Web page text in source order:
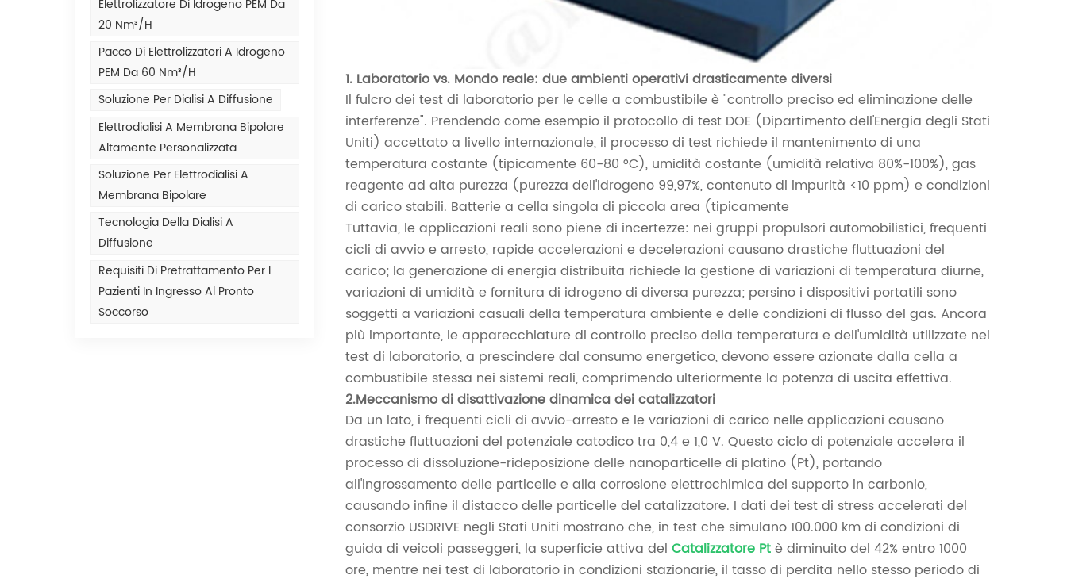
Elettrolizzatore Di Idrogeno PEM Da
20 Nm³/h
Pacco Di Elettrolizzatori A Idrogeno
PEM Da 60 Nm³/h
Soluzione Per Dialisi A Diffusione
Elettrodialisi A Membrana Bipolare
Altamente Personalizzata
Soluzione Per Elettrodialisi A
Membrana Bipolare
Tecnologia Della Dialisi A
Diffusione
Requisiti Di Pretrattamento Per I
Pazienti In Ingresso Al Pronto
Soccorso
1. Laboratorio vs. Mondo reale: due ambienti operativi drasticamente diversi
Il fulcro dei test di laboratorio per le celle a combustibile è "controllo preciso ed eliminazione delle
interferenze". Prendendo come esempio il protocollo di test DOE (Dipartimento dell'Energia degli Stati
Uniti) accettato a livello internazionale, il processo di test richiede il mantenimento di una
temperatura costante (tipicamente 60-80 °C), umidità costante (umidità relativa 80%-100%), gas
reagente ad alta purezza (purezza dell'idrogeno 99,97%, contenuto di impurità <10 ppm) e condizioni
di carico stabili. Batterie a cella singola di piccola area (tipicamente
Tuttavia, le applicazioni reali sono piene di incertezze: nei gruppi propulsori automobilistici, frequenti
cicli di avvio e arresto, rapide accelerazioni e decelerazioni causano drastiche fluttuazioni del
carico; la generazione di energia distribuita richiede la gestione di variazioni di temperatura diurne,
variazioni di umidità e fornitura di idrogeno di diversa purezza; persino i dispositivi portatili sono
soggetti a variazioni casuali della temperatura ambiente e delle condizioni di flusso del gas. Ancora
più importante, le apparecchiature di controllo preciso della temperatura e dell'umidità utilizzate nei
test di laboratorio, a prescindere dal consumo energetico, devono essere azionate dalla cella a
combustibile stessa nei sistemi reali, comprimendo ulteriormente la potenza di uscita effettiva.
2.Meccanismo di disattivazione dinamica dei catalizzatori
Da un lato, i frequenti cicli di avvio-arresto e le variazioni di carico nelle applicazioni causano
drastiche fluttuazioni del potenziale catodico tra 0,4 e 1,0 V. Questo ciclo di potenziale accelera il
processo di dissoluzione-rideposizione delle nanoparticelle di platino (Pt), portando
all'ingrossamento delle particelle e alla corrosione elettrochimica del supporto in carbonio,
causando infine il distacco delle particelle del catalizzatore. I dati dei test di stress accelerati del
consorzio USDRIVE negli Stati Uniti mostrano che, in test che simulano 100.000 km di condizioni di
guida di veicoli passeggeri, la superficie attiva del Catalizzatore Ptè diminuito del 42% entro 1000
ore, mentre nei test di laboratorio in condizioni stazionarie, il tasso di perdita nello stesso periodo di